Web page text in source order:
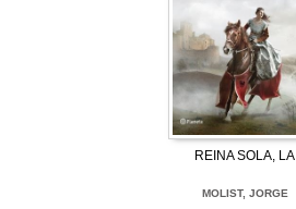
REINA SOLA, LA
MOLIST, JORGE